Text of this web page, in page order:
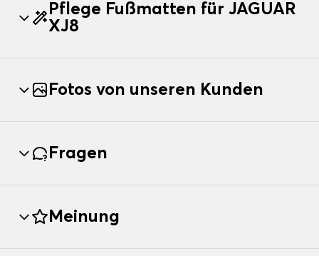
Pflege Fußmatten für JAGUAR
XJ8
Fotos von unseren Kunden
Fragen
Meinung